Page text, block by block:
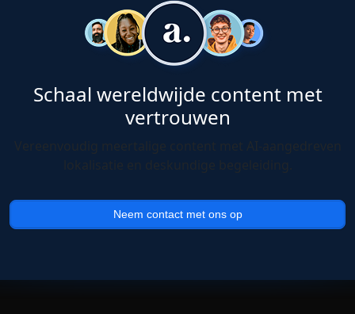
Schaal wereldwijde content met
vertrouwen
Neem contact met ons op